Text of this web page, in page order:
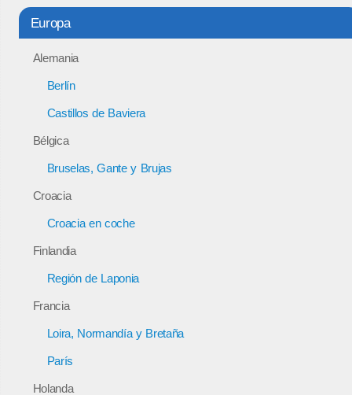
Europa
Alemania
Berlín
Castillos de Baviera
Bélgica
Bruselas, Gante y Brujas
Croacia
Croacia en coche
Finlandia
Región de Laponia
Francia
Loira, Normandía y Bretaña
París
Holanda